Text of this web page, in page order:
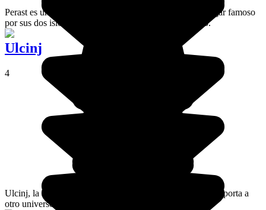
Perast es un pueblecito situado en las bocas de Kotor, lugar famoso
por sus dos islotes a los que se puede acceder en barco.
Ulcinj
4
Ulcinj, la ciudad más meridional de Montenegro, nos transporta a
otro universo en relación con el resto del país.